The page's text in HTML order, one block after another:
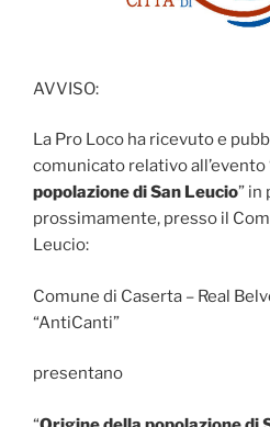
AVVISO:
La Pro Loco ha ricevuto e
comunicato relativo all’evento
popolazione di San Leucio” in
prossimamente, presso il
Leucio:
Comune di Caserta – Real
“AntiCanti”
presentano